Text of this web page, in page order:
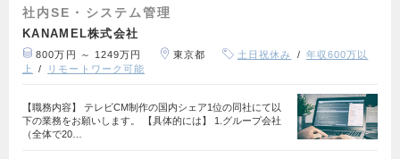
社内SE・システム管理
KANAMEL株式会社
800万円 ～ 1249万円 東京都 土日祝休み
年収600万以
上
リモートワーク可能
【職務内容】 テレビCM制作の国内シェア1位の同社にて以
下の業務をお願いします。 【具体的には】 1.グループ会社
（全体で20…